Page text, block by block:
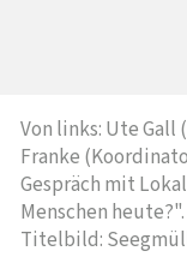
Von links: Ute Gall
Franke
Gespräch mit
Menschen heute?".
Titelbild: